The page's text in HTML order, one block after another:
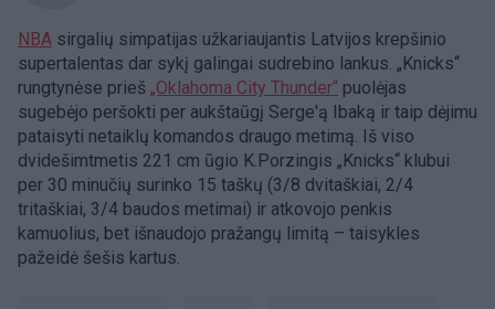
NBA sirgalių simpatijas užkariaujantis Latvijos krepšinio
supertalentas dar sykį galingai sudrebino lankus. „Knicks“
rungtynėse prieš „Oklahoma City Thunder“ puolėjas
sugebėjo peršokti per aukštaūgį Serge'ą Ibaką ir taip dėjimu
pataisyti netaiklų komandos draugo metimą. Iš viso
dvidešimtmetis 221 cm ūgio K.Porzingis „Knicks“ klubui
per 30 minučių surinko 15 taškų (3/8 dvitaškiai, 2/4
tritaškiai, 3/4 baudos metimai) ir atkovojo penkis
kamuolius, bet išnaudojo pražangų limitą – taisykles
pažeidė šešis kartus.